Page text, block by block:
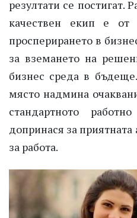
резултати се постигат.
качествен екип е от
просперирането в
за вземането на
бизнес среда в
място надмина
стандартното
допринася за
за работа.